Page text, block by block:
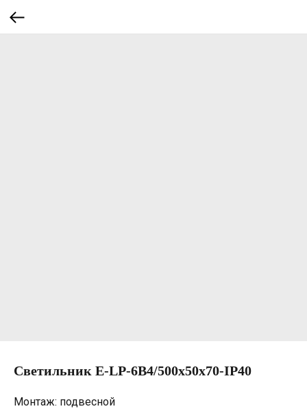
Светильник E-LP-6B4/500х50х70-IP40
Монтаж: подвесной